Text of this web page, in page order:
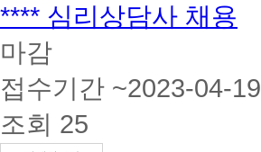
**** 심리상담사 채용
마감
접수기간 ~2023-04-19
조회 25